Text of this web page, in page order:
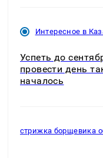
Интересное в
Успеть до
провести день
началось
стрижка борщевика